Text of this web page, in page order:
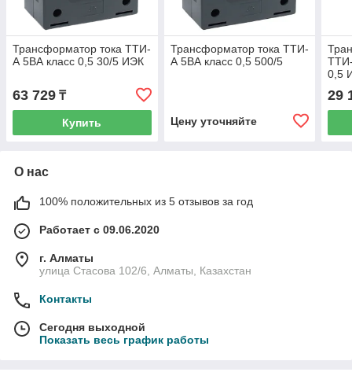
Трансформатор тока ТТИ-
А 5ВА класс 0,5 30/5 ИЭК
63 729 ₸
Купить
Трансформатор тока ТТИ-
А 5ВА класс 0,5 500/5
Цену уточняйте
0,5
29
О нас
100% положительных из 5 отзывов за год
Работает с 09.06.2020
г. Алматы
улица Стасова 102/6, Алматы, Казахстан
Контакты
Сегодня выходной
Показать весь график работы